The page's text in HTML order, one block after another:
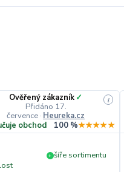
Ověřený zákazník ✓
Přidáno 17.
července · Heureka.cz
i
obchod 100 %★★★★★
+ šíře sortimentu